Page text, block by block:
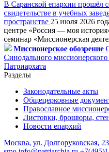
В Саранской епархии прошёл
свидетельстве в учебных
пространстве 25 июля 2026
центре «Россия — моя
семинар «Миссионерская
Миссионерское обозрение
Синодального
Патриархата
Разделы
Законодательные акты
Общецерковные
Православное
Листовки, брошюры,
Новости епархий
Москва, ул. Долгоруковская, 23